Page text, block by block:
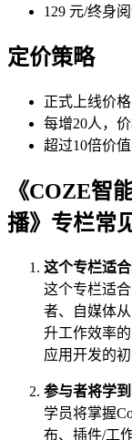
129 元/终身
定价策略
正式上线价
每增20人，价
超过10倍价
《COZE智
播》专栏常
这个专栏适合
这个专栏适
者、自媒体
升工作效率
应用开发的初
参与者将学
学员将掌握
布、插件/工